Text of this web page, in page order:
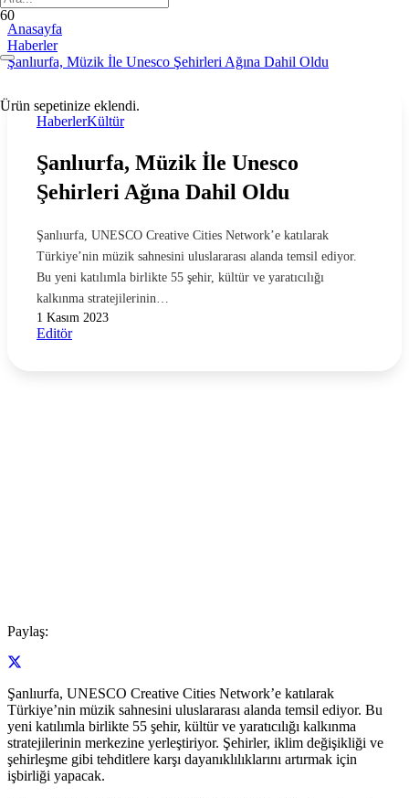
Ürün sepetinize eklendi.
Anasayfa
Haberler
Şanlıurfa, Müzik İle Unesco Şehirleri Ağına Dahil Oldu
HaberlerKültür
Şanlıurfa, Müzik İle Unesco
Şehirleri Ağına Dahil Oldu
Şanlıurfa, UNESCO Creative Cities Network’e katılarak
Türkiye’nin müzik sahnesini uluslararası alanda temsil ediyor.
Bu yeni katılımla birlikte 55 şehir, kültür ve yaratıcılığı
kalkınma stratejilerinin…
1 Kasım 2023
Editör
Paylaş:
Şanlıurfa, UNESCO Creative Cities Network’e katılarak
Türkiye’nin müzik sahnesini uluslararası alanda temsil ediyor. Bu
yeni katılımla birlikte 55 şehir, kültür ve yaratıcılığı kalkınma
stratejilerinin merkezine yerleştiriyor. Şehirler, iklim değişikliği ve
şehirleşme gibi tehditlere karşı dayanıklılıklarını artırmak için
işbirliği yapacak.